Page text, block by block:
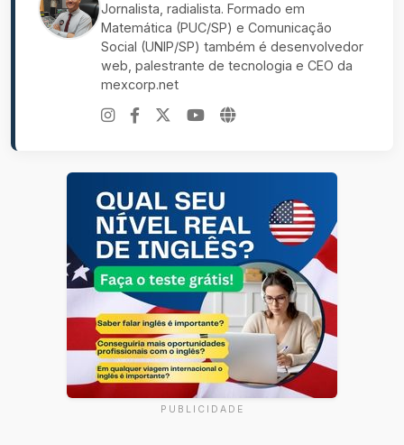
Jornalista, radialista. Formado em
Matemática (PUC/SP) e Comunicação
Social (UNIP/SP) também é desenvolvedor
web, palestrante de tecnologia e CEO da
mexcorp.net
PUBLICIDADE